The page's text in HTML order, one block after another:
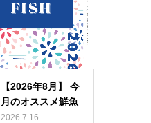
【2026年8月】 今
月のオススメ鮮魚
2026.7.16